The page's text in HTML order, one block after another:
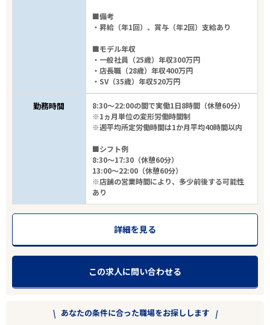
■備考
・昇給（年1回）、賞与（年2回）支給あり
■モデル年収
・一般社員（25歳）年収300万円
・店長職（28歳）年収400万円
・SV（35歳）年収520万円
勤務時間
8:30～22:00の間で実働1日8時間（休憩60分）
※1ヵ月単位の変形労働時間制
※週平均所定労働時間は1か月平均40時間以内
■シフト例
8:30～17:30（休憩60分）
13:00～22:00（休憩60分）
※店舗の営業時間により、多少前後する可能性
あり
詳細を見る
この求人に問い合わせる
あなたの条件に合った職場をお探しします